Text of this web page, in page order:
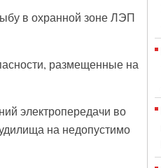
в охранной зоне ЛЭП
размещенные на
электропередачи во
на недопустимо